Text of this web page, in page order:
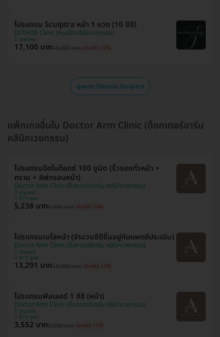
โปรแกรม Sculptra หน้า 1 ขวด (10 ซีซี)
Dr.THOE Clinic (หมอโทคลินิกเวชกรรม)
เชียงใหม่
17,100 บาท19,000 บาท ประหยัด 10%
ดูหมวด โปรแกรม Sculptra
แพ็กเกจอื่นใน Doctor Arm Clinic (ด็อกเตอร์อาร์ม
คลินิกเวชกรรม)
โปรแกรมฉีดโบท็อกซ์ 100 ยูนิต (ริ้วรอยทั่วหน้า +
กราม + ลิฟกรอบหน้า)
Doctor Arm Clinic (ด็อกเตอร์อาร์ม คลินิกเวชกรรม)
ปทุมธานี
BTS คูคต
5,238 บาท5,990 บาท ประหยัด 13%
โปรแกรมเมโสหน้า (จำนวนซีซีขึ้นอยู่กับแพทย์ประเมิน)
Doctor Arm Clinic (ด็อกเตอร์อาร์ม คลินิกเวชกรรม)
ปทุมธานี
BTS คูคต
13,291 บาท14,990 บาท ประหยัด 11%
โปรแกรมฟิลเลอร์ 1 ซีซี (หน้า)
Doctor Arm Clinic (ด็อกเตอร์อาร์ม คลินิกเวชกรรม)
ปทุมธานี
BTS คูคต
3,552 บาท3,990 บาท ประหยัด 11%